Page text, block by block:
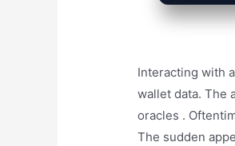
Interacting with
wallet data. The
oracles .
The sudden